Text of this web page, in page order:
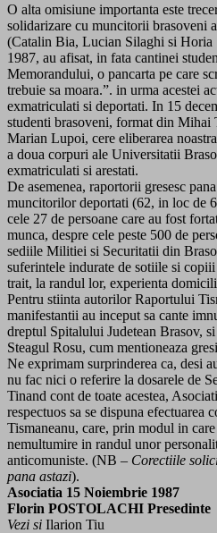
O alta omisiune importanta este
solidarizare cu muncitorii brasoveni
(Catalin Bia, Lucian Silaghi si Horia
1987, au afisat, in fata cantinei
Memorandului, o pancarta pe care
trebuie sa moara.”. in urma acestei
exmatriculati si deportati. In 15
studenti brasoveni, format din Mihai
Marian Lupoi, cere eliberarea
a doua corpuri ale Universitatii
exmatriculati si arestati.
De asemenea, raportorii gresesc
muncitorilor deportati (62, in loc de
cele 27 de persoane care au fost
munca, despre cele peste 500 de
sediile Militiei si Securitatii din
suferintele indurate de sotiile si
trait, la randul lor, experienta
Pentru stiinta autorilor Raportului
manifestantii au inceput sa cante
dreptul Spitalului Judetean Brasov,
Steagul Rosu, cum mentioneaza
Ne exprimam surprinderea ca, desi
nu fac nici o referire la dosarele de
Tinand cont de toate acestea,
respectuos sa se dispuna
Tismaneanu, care, prin modul in
nemultumire in randul unor
anticomuniste. (NB – Corectiile
pana astazi).
Asociatia 15 Noiembrie 1987
Florin POSTOLACHI Presedinte
Vezi si Ilarion Tiu